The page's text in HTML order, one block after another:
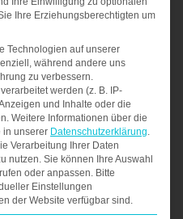
arbeitet sich
analysiert die
Zieljobs und -
Ihreindividuellen
heraus, damit Sie
7 Werktagen
Ihre Erziehungsberechtigten um
Technologien auf unserer
während andere uns
zu verbessern.
werden (z. B. IP-
und Inhalte oder die
Weitere Informationen über die
in unserer Datenschutzerklärung.
Verarbeitung Ihrer Daten
nutzen. Sie können Ihre Auswahl
oder anpassen. Bitte
Einstellungen
der Website verfügbar sind.